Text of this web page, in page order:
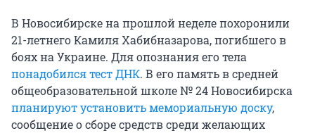
В Новосибирске на прошлой неделе похоронили
21-летнего Камиля Хабибназарова, погибшего в
боях на Украине. Для опознания его тела
понадобился тест ДНК. В его память в средней
общеобразовательной школе № 24 Новосибирска
планируют установить мемориальную доску,
сообщение о сборе средств среди желающих